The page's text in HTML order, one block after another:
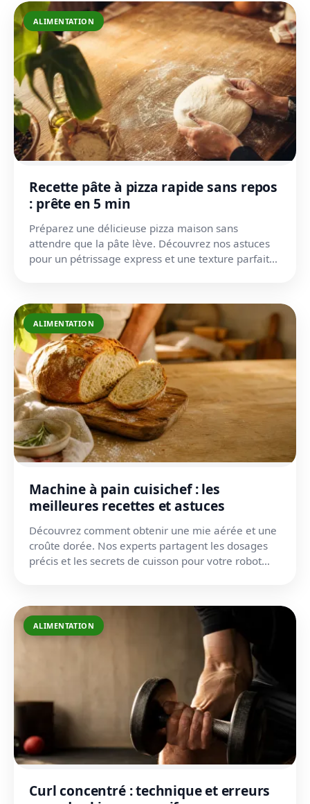
ALIMENTATION
Recette pâte à pizza rapide sans repos
: prête en 5 min
Préparez une délicieuse pizza maison sans
attendre que la pâte lève. Découvrez nos astuces
pour un pétrissage express et une texture parfaite
ALIMENTATION
Machine à pain cuisichef : les
meilleures recettes et astuces
Découvrez comment obtenir une mie aérée et une
croûte dorée. Nos experts partagent les dosages
précis et les secrets de cuisson pour votre robot
ALIMENTATION
Curl concentré : technique et erreurs